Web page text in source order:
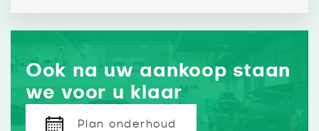
Ook na uw aankoop staan
we voor u klaar
Plan onderhoud